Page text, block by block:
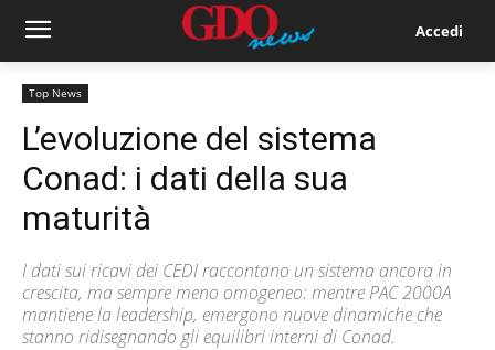
Accedi
Top News
L’evoluzione del sistema
Conad: i dati della sua
maturità
I dati sui ricavi dei CEDI raccontano un sistema ancora in
crescita, ma sempre meno omogeneo: mentre PAC 2000A
mantiene la leadership, emergono nuove dinamiche che
stanno ridisegnando gli equilibri interni di Conad.